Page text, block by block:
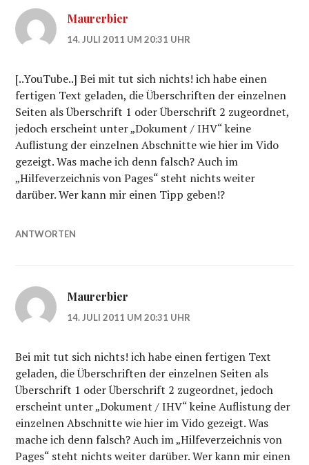
Maurerbier
14. JULI 2011 UM 20:31 UHR
[..YouTube..] Bei mit tut sich nichts! ich habe einen
fertigen Text geladen, die Überschriften der einzelnen
Seiten als Überschrift 1 oder Überschrift 2 zugeordnet,
jedoch erscheint unter „Dokument / IHV“ keine
Auflistung der einzelnen Abschnitte wie hier im Vido
gezeigt. Was mache ich denn falsch? Auch im
„Hilfeverzeichnis von Pages“ steht nichts weiter
darüber. Wer kann mir einen Tipp geben!?
ANTWORTEN
Maurerbier
14. JULI 2011 UM 20:31 UHR
Bei mit tut sich nichts! ich habe einen fertigen Text
geladen, die Überschriften der einzelnen Seiten als
Überschrift 1 oder Überschrift 2 zugeordnet, jedoch
erscheint unter „Dokument / IHV“ keine Auflistung der
einzelnen Abschnitte wie hier im Vido gezeigt. Was
mache ich denn falsch? Auch im „Hilfeverzeichnis von
Pages“ steht nichts weiter darüber. Wer kann mir einen